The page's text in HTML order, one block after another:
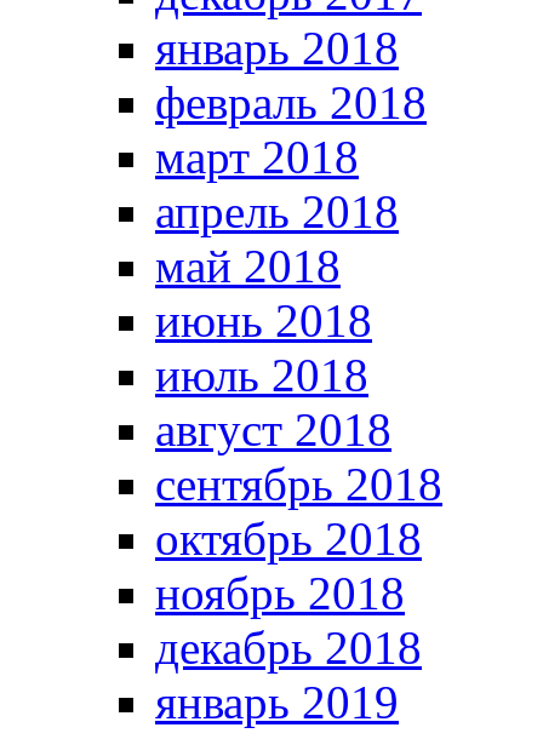
январь 2018
февраль 2018
март 2018
апрель 2018
май 2018
июнь 2018
июль 2018
август 2018
сентябрь 2018
октябрь 2018
ноябрь 2018
декабрь 2018
январь 2019